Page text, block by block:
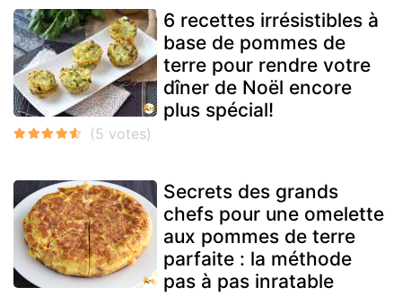
6 recettes irrésistibles à
base de pommes de
terre pour rendre votre
dîner de Noël encore
plus spécial!
Secrets des grands
chefs pour une omelette
aux pommes de terre
parfaite : la méthode
pas à pas inratable